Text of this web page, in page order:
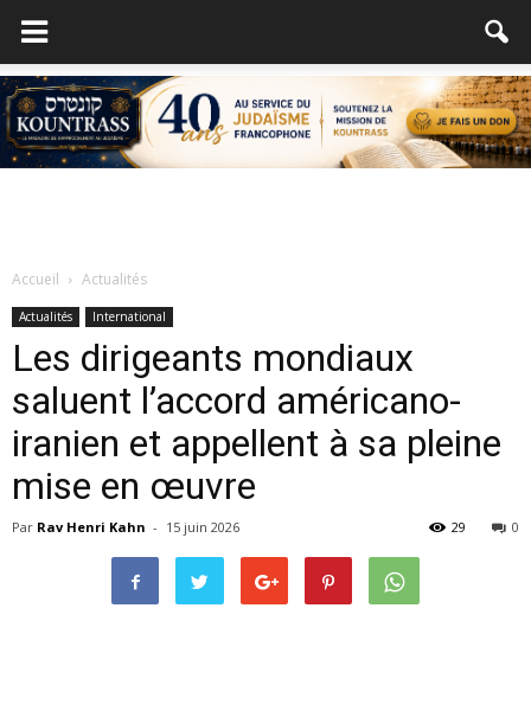
Accueil Actualités
Actualités International
Les dirigeants mondiaux
saluent l’accord américano-
iranien et appellent à sa pleine
mise en œuvre
Par Rav Henri Kahn - 15 juin 2026 0
29